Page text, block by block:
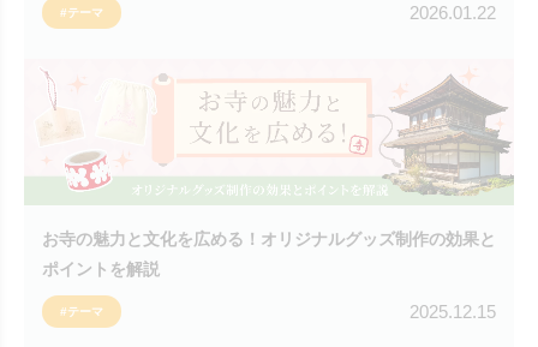
#テーマ 2026.01.22
お寺の魅力と文化を広める！オリジナルグッズ制作の効果と
ポイントを解説
#テーマ 2025.12.15